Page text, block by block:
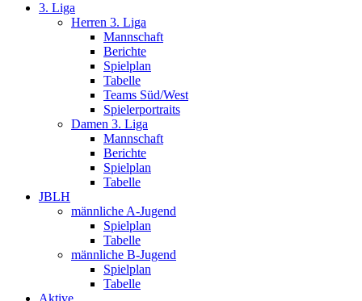
3. Liga
Herren 3. Liga
Mannschaft
Berichte
Spielplan
Tabelle
Teams Süd/West
Spielerportraits
Damen 3. Liga
Mannschaft
Berichte
Spielplan
Tabelle
JBLH
männliche A-Jugend
Spielplan
Tabelle
männliche B-Jugend
Spielplan
Tabelle
Aktive